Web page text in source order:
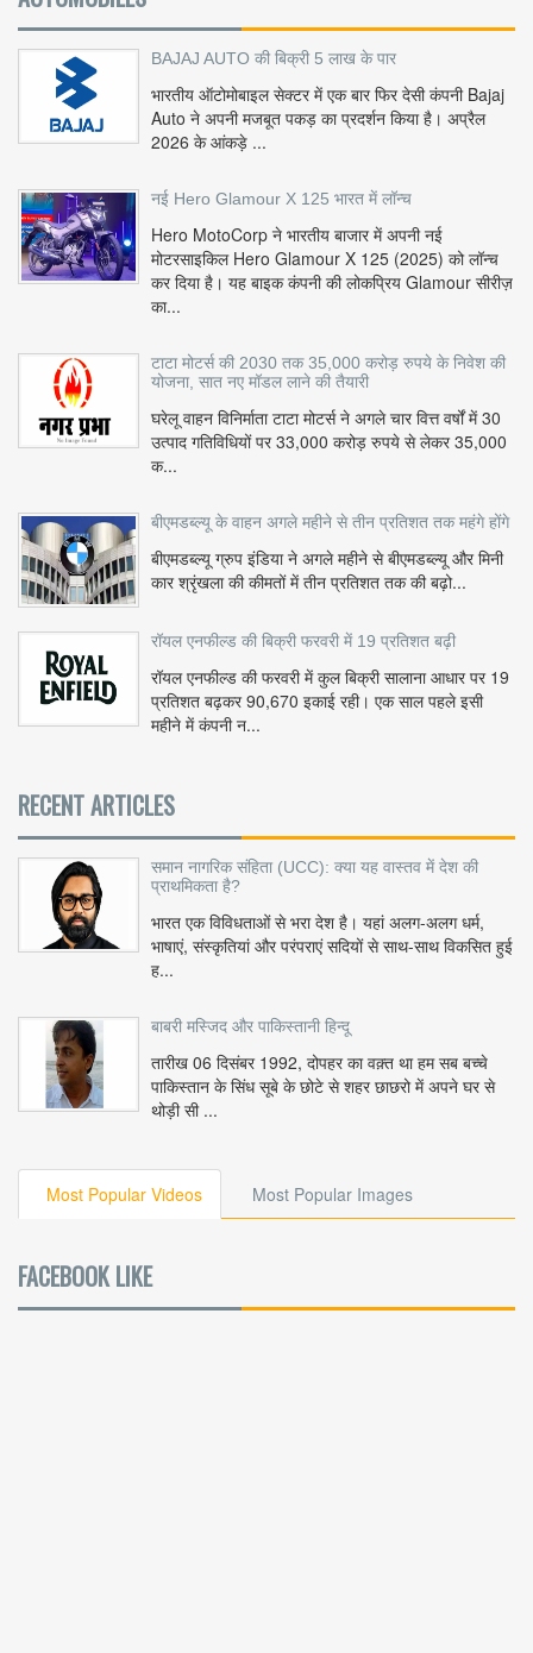
BAJAJ AUTO की बिक्री 5 लाख के पार
भारतीय ऑटोमोबाइल सेक्टर में एक बार फिर देसी कंपनी Bajaj
Auto ने अपनी मजबूत पकड़ का प्रदर्शन किया है। अप्रैल
2026 के आंकड़े ...
नई Hero Glamour X 125 भारत में लॉन्च
Hero MotoCorp ने भारतीय बाजार में अपनी नई
मोटरसाइकिल Hero Glamour X 125 (2025) को लॉन्च
कर दिया है। यह बाइक कंपनी की लोकप्रिय Glamour सीरीज़
का...
टाटा मोटर्स की 2030 तक 35,000 करोड़ रुपये के निवेश की
योजना, सात नए मॉडल लाने की तैयारी
घरेलू वाहन विनिर्माता टाटा मोटर्स ने अगले चार वित्त वर्षों में 30
उत्पाद गतिविधियों पर 33,000 करोड़ रुपये से लेकर 35,000
क...
बीएमडब्ल्यू के वाहन अगले महीने से तीन प्रतिशत तक महंगे होंगे
बीएमडब्ल्यू ग्रुप इंडिया ने अगले महीने से बीएमडब्ल्यू और मिनी
कार श्रृंखला की कीमतों में तीन प्रतिशत तक की बढ़ो...
रॉयल एनफील्ड की बिक्री फरवरी में 19 प्रतिशत बढ़ी
रॉयल एनफील्ड की फरवरी में कुल बिक्री सालाना आधार पर 19
प्रतिशत बढ़कर 90,670 इकाई रही। एक साल पहले इसी
महीने में कंपनी न...
RECENT ARTICLES
समान नागरिक संहिता (UCC): क्या यह वास्तव में देश की
प्राथमिकता है?
भारत एक विविधताओं से भरा देश है। यहां अलग-अलग धर्म,
भाषाएं, संस्कृतियां और परंपराएं सदियों से साथ-साथ विकसित हुई
ह...
बाबरी मस्जिद और पाकिस्तानी हिन्दू
तारीख 06 दिसंबर 1992, दोपहर का वक़्त था हम सब बच्चे
पाकिस्तान के सिंध सूबे के छोटे से शहर छाछरो में अपने घर से
थोड़ी सी ...
Most Popular Videos Most Popular Images
FACEBOOK LIKE